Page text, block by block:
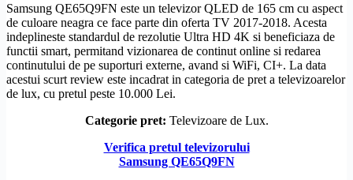
Samsung QE65Q9FN este un televizorQLED de 165 cm cu aspect
de culoare neagra ce face parte din oferta TV 2017-2018. Acesta
indeplineste standardul de rezolutie Ultra HD 4K si beneficiaza de
functii smart, permitand vizionarea de continut online si redarea
continutului de pe suporturi externe, avand si WiFi, CI+. La data
acestui scurt review este incadrat in categoria de pret a televizoarelor
de lux, cu pretul peste 10.000 Lei.
Categorie pret: Televizoare de Lux.
Verifica pretul televizorului
Samsung QE65Q9FN